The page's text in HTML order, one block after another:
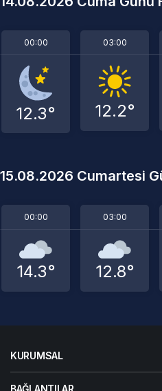
00:00
12.3°
03:00
12.2°
15.08.2026 Cumartesi
00:00
14.3°
03:00
12.8°
KURUMSAL
BAĞLANTILAR